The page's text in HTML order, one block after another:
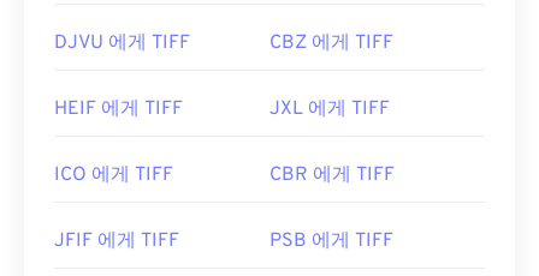
DJVU 에게 TIFF CBZ 에게 TIFF
HEIF 에게 TIFF JXL 에게 TIFF
ICO 에게 TIFF CBR 에게 TIFF
JFIF 에게 TIFF PSB 에게 TIFF